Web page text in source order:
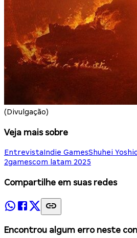
(Divulgação)
Veja mais sobre
EntrevistaIndie GamesShuhei
2gamescom latam 2025
Compartilhe em suas redes
Encontrou algum erro neste